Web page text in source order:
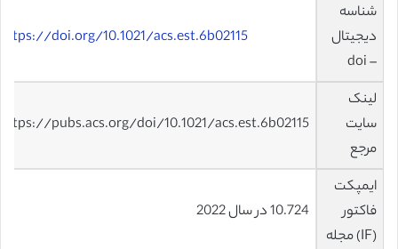
شناسه
دیجیتال
– doi
doi.org/10.1021/acs.est.6b02115
لینک
سایت
مرجع
pubs.acs.org/doi/10.1021/acs.est.6b02115
ایمپکت
فاکتور
(IF) مجله
10.724 در سال 2022